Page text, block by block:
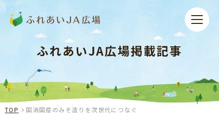
ふれあいJA広場掲載記事
TOP 国消国産のみそ造りを次世代につなぐ